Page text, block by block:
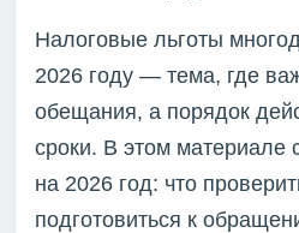
Налоговые льготы
2026 году — тема, где
обещания, а порядок
сроки. В этом материале
на 2026 год: что
подготовиться к